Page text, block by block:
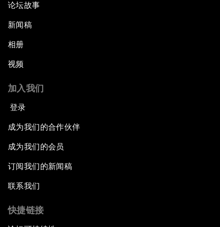
论坛故事
新闻稿
相册
视频
加入我们
登录
成为我们的合作伙伴
成为我们的会员
订阅我们的新闻稿
联系我们
快捷链接